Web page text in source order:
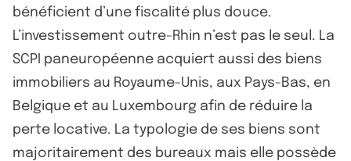
bénéficient d’une fiscalité plus douce.
L’investissement outre-Rhin n’est pas le seul. La
SCPI paneuropéenne acquiert aussi des biens
immobiliers au Royaume-Unis, aux Pays-Bas, en
Belgique et au Luxembourg afin de réduire la
perte locative. La typologie de ses biens sont
majoritairement des bureaux mais elle possède